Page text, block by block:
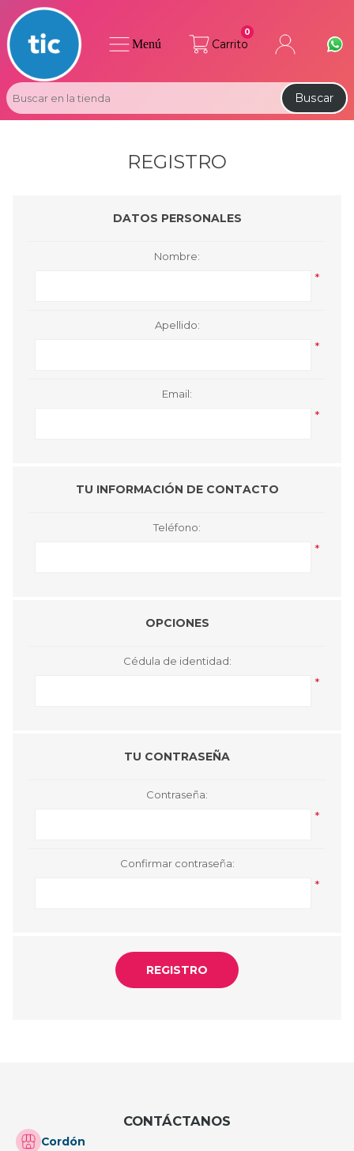
Carrito
0
Buscar
Menú
REGISTRO
DATOS PERSONALES
Nombre:
*
Apellido:
*
Email:
*
TU INFORMACIÓN DE CONTACTO
Teléfono:
*
OPCIONES
Cédula de identidad:
*
TU CONTRASEÑA
Contraseña:
*
Confirmar contraseña:
*
CONTÁCTANOS
Cordón